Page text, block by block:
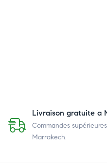
Livraison gratuite a
Commandes
Marrakech.